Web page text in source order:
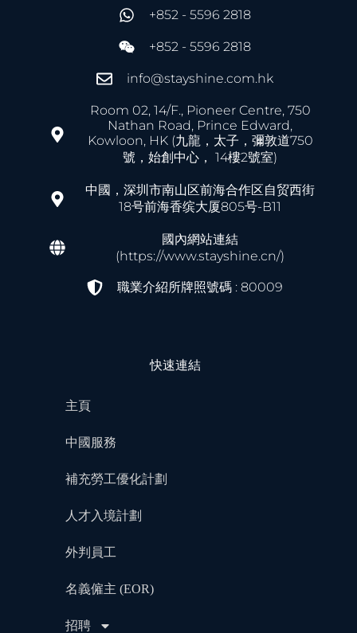
+852 - 5596 2818
+852 - 5596 2818
info@stayshine.com.hk
Room 02, 14/F., Pioneer Centre, 750
Nathan Road, Prince Edward,
Kowloon, HK (九龍，太子，彌敦道750
號，始創中心， 14樓2號室)
中國，深圳市南山区前海合作区自贸西街
18号前海香缤大厦805号-B11
國內網站連結
(https://www.stayshine.cn/)
職業介紹所牌照號碼 : 80009
快速連結
主頁
中國服務
補充勞工優化計劃
人才入境計劃
外判員工
名義僱主 (EOR)
招聘